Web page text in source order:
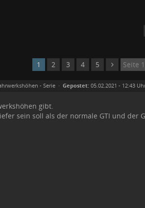
1 2 3 4 5 Seite
- Serie · Gepostet: 05.02.2021 - 12:43
gibt.
sein soll als der normale GTI und der